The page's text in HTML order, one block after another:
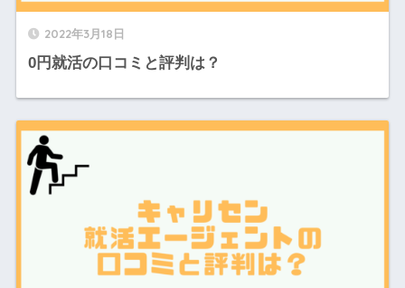
2022年3月18日
0円就活の口コミと評判は？